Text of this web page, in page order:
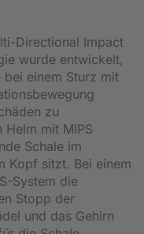
Directional Impact
wurde entwickelt,
einem Sturz mit
zu
mit MIPS
Schale im
Kopf sitzt. Bei einem
System die
Stopp der
und das Gehirn